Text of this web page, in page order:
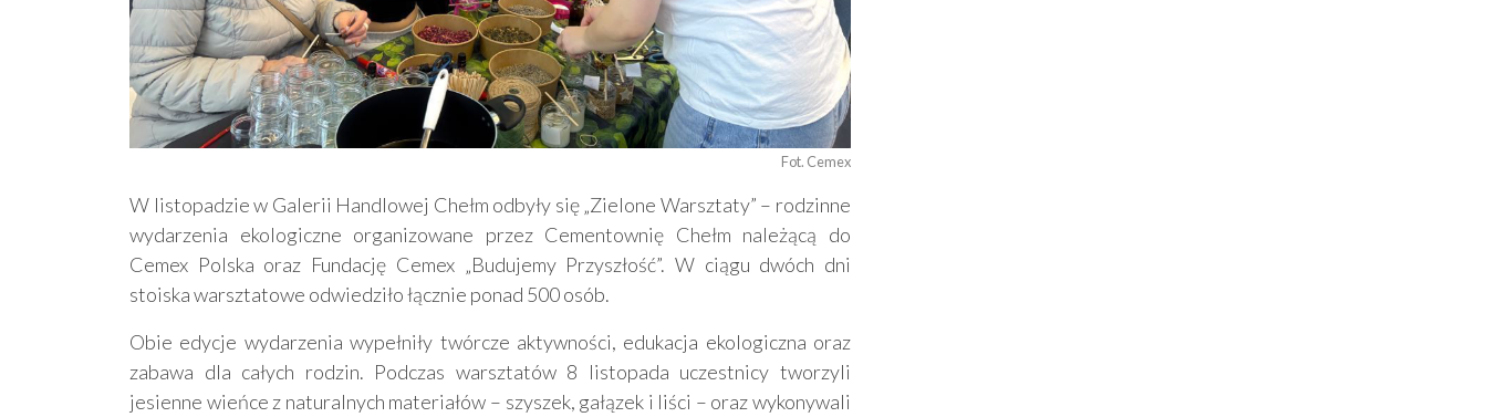
Fot. Cemex
W listopadzie w Galerii Handlowej Chełm odbyły się „Zielone Warsztaty” – rodzinne
wydarzenia ekologiczne organizowane przez Cementownię Chełm należącą do
Cemex Polska oraz Fundację Cemex „Budujemy Przyszłość”. W ciągu dwóch dni
stoiska warsztatowe odwiedziło łącznie ponad 500 osób.
Obie edycje wydarzenia wypełniły twórcze aktywności, edukacja ekologiczna oraz
zabawa dla całych rodzin. Podczas warsztatów 8 listopada uczestnicy tworzyli
jesienne wieńce z naturalnych materiałów – szyszek, gałązek i liści – oraz wykonywali